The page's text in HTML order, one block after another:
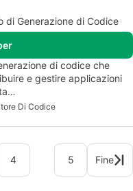
di Generazione di Codice
di codice che
e gestire applicazioni
Di Codice
4 5 Fine